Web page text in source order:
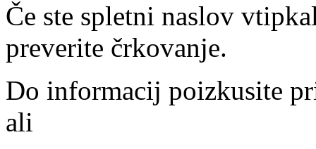
Če ste spletni naslov
preverite črkovanje.
Do informacij poizkusite
ali